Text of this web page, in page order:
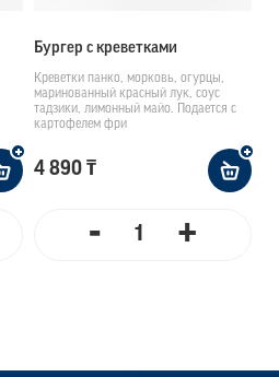
Бургер с креветками
Креветки панко, морковь, огурцы,
маринованный красный лук, соус
тадзики, лимонный майо. Подается с
картофелем фри
4 890 ₸
- +